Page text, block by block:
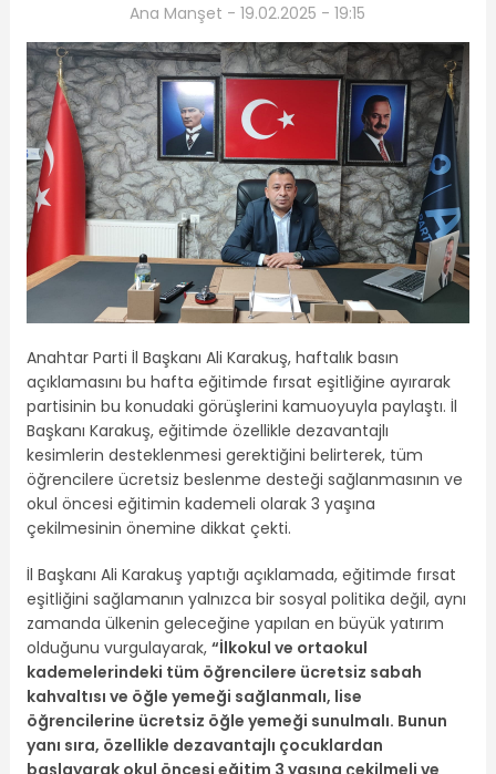
Ana Manşet - 19.02.2025 - 19:15
Anahtar Parti İl Başkanı Ali Karakuş, haftalık basın
açıklamasını bu hafta eğitimde fırsat eşitliğine ayırarak
partisinin bu konudaki görüşlerini kamuoyuyla paylaştı. İl
Başkanı Karakuş, eğitimde özellikle dezavantajlı
kesimlerin desteklenmesi gerektiğini belirterek, tüm
öğrencilere ücretsiz beslenme desteği sağlanmasının ve
okul öncesi eğitimin kademeli olarak 3 yaşına
çekilmesinin önemine dikkat çekti.
İl Başkanı Ali Karakuş yaptığı açıklamada, eğitimde fırsat
eşitliğini sağlamanın yalnızca bir sosyal politika değil, aynı
zamanda ülkenin geleceğine yapılan en büyük yatırım
olduğunu vurgulayarak, “İlkokul ve ortaokul
kademelerindeki tüm öğrencilere ücretsiz sabah
kahvaltısı ve öğle yemeği sağlanmalı, lise
öğrencilerine ücretsiz öğle yemeği sunulmalı. Bunun
yanı sıra, özellikle dezavantajlı çocuklardan
başlayarak okul öncesi eğitim 3 yaşına çekilmeli ve